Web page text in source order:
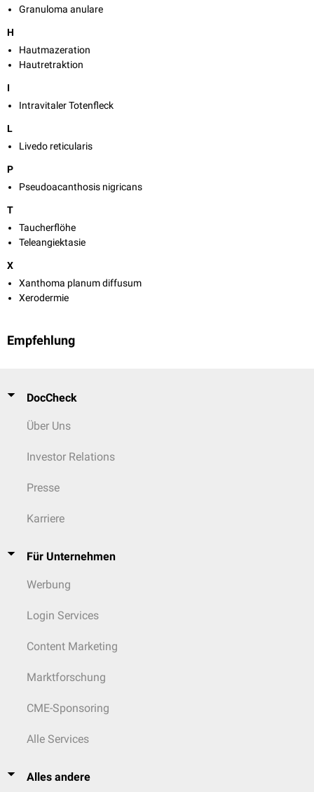
Granuloma anulare
H
Hautmazeration
Hautretraktion
I
Intravitaler Totenfleck
L
Livedo reticularis
P
Pseudoacanthosis nigricans
T
Taucherflöhe
Teleangiektasie
X
Xanthoma planum diffusum
Xerodermie
Empfehlung
DocCheck
Über Uns
Investor Relations
Presse
Karriere
Für Unternehmen
Werbung
Login Services
Content Marketing
Marktforschung
CME-Sponsoring
Alle Services
Alles andere